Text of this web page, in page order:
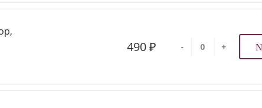
490 ₽ - +